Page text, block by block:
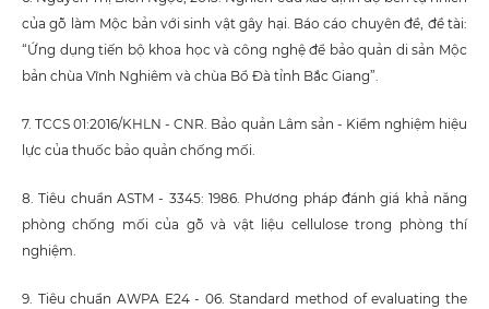
của gỗ làm Mộc bản với sinh vật gây hại. Báo cáo chuyên đề, đề tài:
“Ứng dụng tiến bộ khoa học và công nghệ để bảo quản di sản Mộc
bản chùa Vĩnh Nghiêm và chùa Bổ Đà tỉnh Bắc Giang”.
7. TCCS 01:2016/KHLN - CNR. Bảo quản Lâm sản - Kiểm nghiệm hiệu
lực của thuốc bảo quản chống mối.
8. Tiêu chuẩn ASTM - 3345: 1986. Phương pháp đánh giá khả năng
phòng chống mối của gỗ và vật liệu cellulose trong phòng thí
nghiệm.
9. Tiêu chuẩn AWPA E24 - 06. Standard method of evaluating the